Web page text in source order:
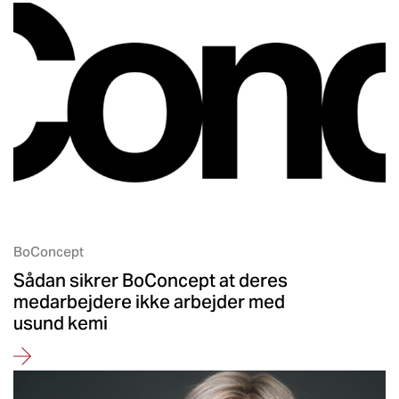
BoConcept
Sådan sikrer BoConcept at deres
medarbejdere ikke arbejder med
usund kemi